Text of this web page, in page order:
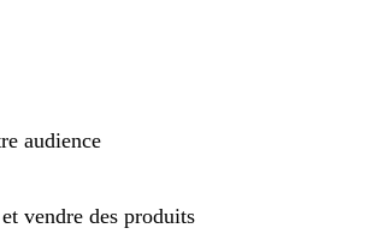
audience
vendre des produits